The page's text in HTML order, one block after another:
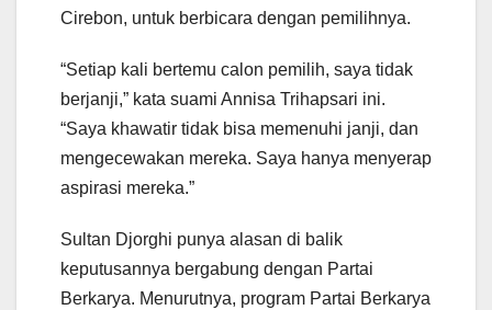
Cirebon, untuk berbicara dengan pemilihnya.
“Setiap kali bertemu calon pemilih, saya tidak
berjanji,” kata suami Annisa Trihapsari ini.
“Saya khawatir tidak bisa memenuhi janji, dan
mengecewakan mereka. Saya hanya menyerap
aspirasi mereka.”
Sultan Djorghi punya alasan di balik
keputusannya bergabung dengan Partai
Berkarya. Menurutnya, program Partai Berkarya